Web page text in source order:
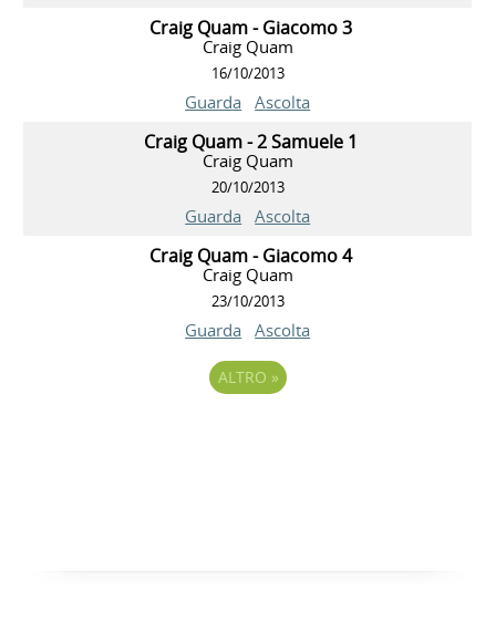
Craig Quam - Giacomo 3
Craig Quam
16/10/2013
Guarda Ascolta
Craig Quam - 2 Samuele 1
Craig Quam
20/10/2013
Guarda Ascolta
Craig Quam - Giacomo 4
Craig Quam
23/10/2013
Guarda Ascolta
ALTRO »